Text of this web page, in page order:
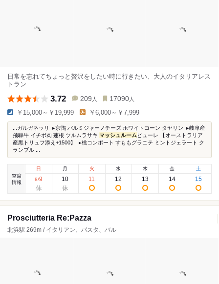
日常を忘れてちょっと贅沢をしたい時に行きたい、大人のイタリアレス
トラン
3.72 209 人 17090 人
￥15,000～￥19,999 ￥6,000～￥7,999
...ガルガネッリ ⁡ ▸京鴨 パルミジャーノチーズ ホワイトコーン タヤリン ⁡ ▸岐阜産
飛騨牛 イチボ肉 蓮根 ツルムラサキ マッシュルーム ピューレ 【オーストラリア
産黒トリュフ添え+1500】 ⁡ ▸桃コンポート すももグラニテ ミントジェラート ク
ランブル ⁡...
空席
情報
日
8/9
月
10
火
11
水
12
木
13
金
14
土
15
Prosciutteria Re:Pazza
北浜駅 269m / イタリアン、パスタ、バル